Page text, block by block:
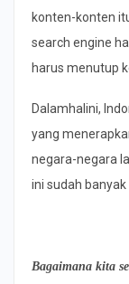
konten-konten
search engine
harus menutup
Dalamhalini,
yang
negara-negara
ini sudah banyak
Bagaimana kita